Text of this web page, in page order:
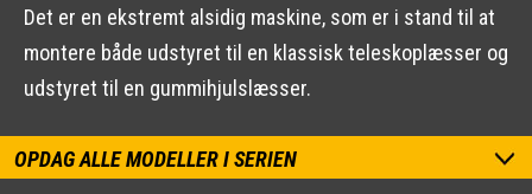
Det er en ekstremt alsidig maskine, som er i stand til at
montere både udstyret til en klassisk teleskoplæsser og
udstyret til en gummihjulslæsser.
OPDAG ALLE MODELLER I SERIEN